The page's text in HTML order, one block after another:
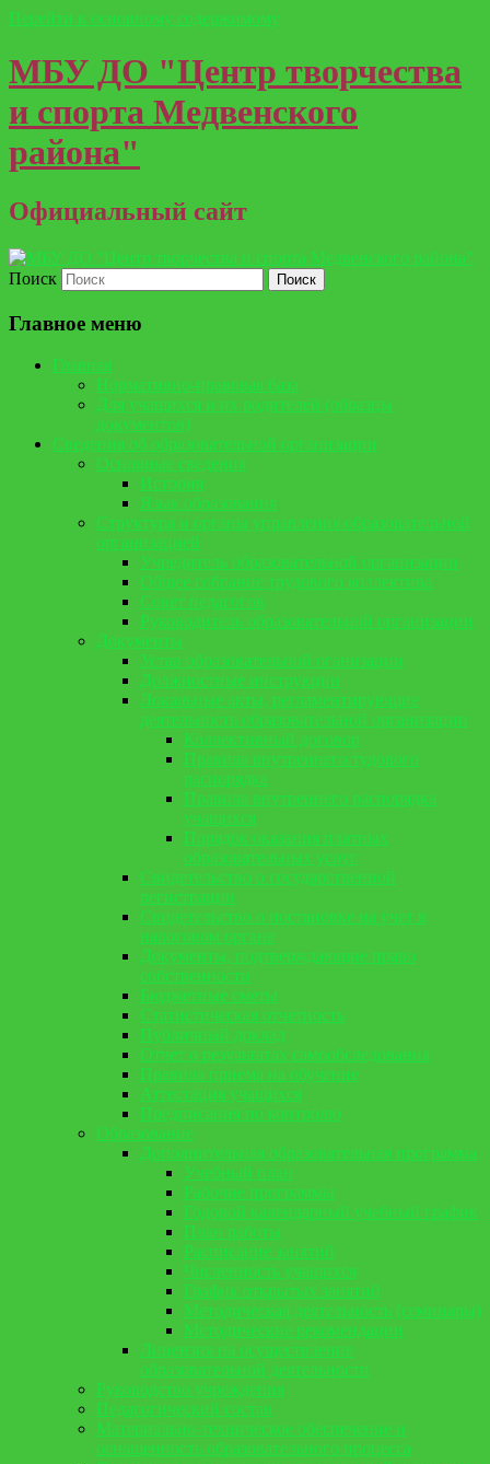
Перейти к основному содержимому
МБУ ДО "Центр творчества
и спорта Медвенского
района"
Официальный сайт
Поиск
Главное меню
Главная
Нормативно-правовая база
Для учащихся и их родителей (образцы
документов)
Сведения об образовательной организации
Основные сведения
История
Язык образования
Структура и органы управления образовательной
организацией
Учредитель образовательной организации
Общее собрание трудового коллектива
Совет педагогов
Руководитель образовательной организации
Документы
Устав образовательной оганизации
Должностные инструкции
Локальные акты, регламентирующие
деятельность образовательной организации
Коллективный договор
Правила внутреннего тудового
распорядка
Правила внутреннего распорядка
учащихся
Порядок оказания платных
образовательных услуг
Свидетельство о государственной
регистрации
Свидетельство о постановке на учет в
налоговом органе
Документы, подтверждающие право
собственности
Бюджетные сметы
Статистическая отчетность
Публичный доклад
Отчет о результатах самообследования
Правила приема на обучение
Аттестация учащихся
Предписания по контролю
Образование
Дополнительная образовательная программа
Учебный план
Рабочие программы
Годовой календарный учебный график
План работы
Расписание занятий
Численность учащихся
График открытых занятий
Методическая деятельность (семинары)
Методические рекомендации
Лицензия на осуществление
образовательной деятельности
Руководство учреждения
Педагогический состав
Материально-техническое обеспечение и
оснащенность образовательного процесса